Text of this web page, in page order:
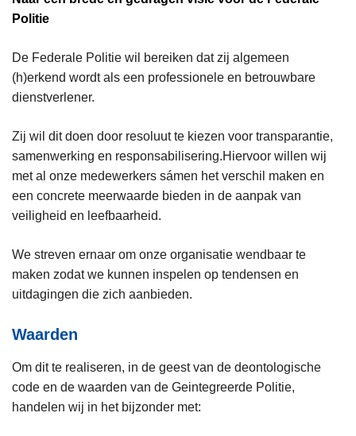
Politie
De Federale Politie wil bereiken dat zij algemeen
(h)erkend wordt als een professionele en betrouwbare
dienstverlener.
Zij wil dit doen door resoluut te kiezen voor transparantie,
samenwerking en responsabilisering.Hiervoor willen wij
met al onze medewerkers sámen het verschil maken en
een concrete meerwaarde bieden in de aanpak van
veiligheid en leefbaarheid.
We streven ernaar om onze organisatie wendbaar te
maken zodat we kunnen inspelen op tendensen en
uitdagingen die zich aanbieden.
Waarden
Om dit te realiseren, in de geest van de deontologische
code en de waarden van de Geintegreerde Politie,
handelen wij in het bijzonder met: